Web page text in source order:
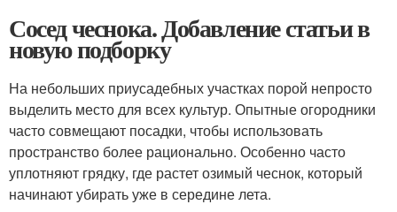
Сосед чеснока. Добавление статьи в
новую подборку
На небольших приусадебных участках порой непросто
выделить место для всех культур. Опытные огородники
часто совмещают посадки, чтобы использовать
пространство более рационально. Особенно часто
уплотняют грядку, где растет озимый чеснок, который
начинают убирать уже в середине лета.